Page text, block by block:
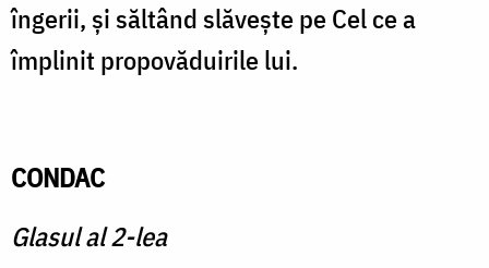
îngerii, şi săltând slăveşte pe Cel ce a
împlinit propovăduirile lui.
CONDAC
Glasul al 2-lea